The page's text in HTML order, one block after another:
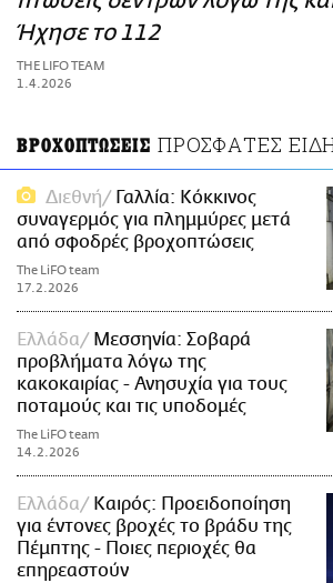
ΑΜΠΑ
PRINT
Ήχησε το 112
THE LIFO TEAM
1.4.2026
ΒΡΟΧΟΠΤΩΣΕΙΣ ΠΡΟΣΦΑΤΕΣ
Διεθνή
Γαλλία: Κόκκινος
συναγερμός για πλημμύρες μετά
από σφοδρές βροχοπτώσεις
The LiFO team
17.2.2026
Ελλάδα
Μεσσηνία: Σοβαρά
προβλήματα λόγω της
κακοκαιρίας - Ανησυχία για τους
ποταμούς και τις υποδομές
The LiFO team
14.2.2026
Ελλάδα
Καιρός: Προειδοποίηση
για έντονες βροχές το βράδυ της
Πέμπτης - Ποιες περιοχές θα
επηρεαστούν